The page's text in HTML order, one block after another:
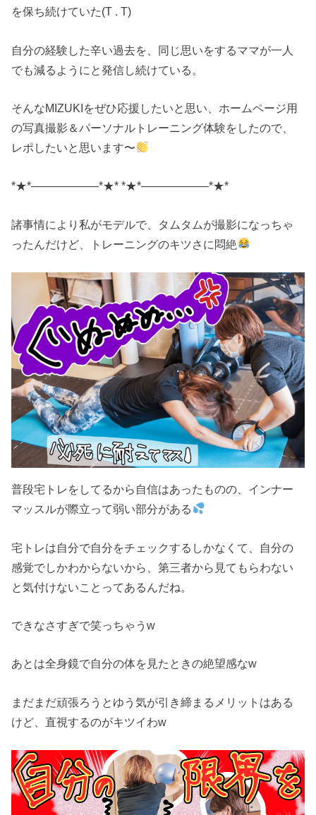
を保ち続けていた(T . T)
自分の経験した辛い過去を、同じ思いをするママが一人
でも減るようにと発信し続けている。
そんなMIZUKIをぜひ応援したいと思い、ホームページ用
の写真撮影＆パーソナルトレーニング体験をしたので、
レポしたいと思います〜
*★*――――――*★* *★*――――――*★*
諸事情により私がモデルで、タムタムが撮影になっちゃ
ったんだけど、トレーニングのキツさに悶絶
普段宅トレをしてるから自信はあったものの、インナー
マッスルが際立って弱い部分がある
宅トレは自分で自分をチェックするしかなくて、自分の
感覚でしかわからないから、第三者から見てもらわない
と気付けないことってあるんだね。
できなさすぎで笑っちゃうw
あとは全身鏡で自分の体を見たときの絶望感なw
まだまだ頑張ろうとゆう気が引き締まるメリットはある
けど、直視するのがキツイわw